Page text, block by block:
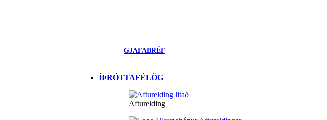
GJAFABRÉF
ÍÞRÓTTAFÉLÖG
Afturelding